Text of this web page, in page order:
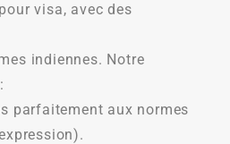
visa, avec des
indiennes. Notre
parfaitement aux normes